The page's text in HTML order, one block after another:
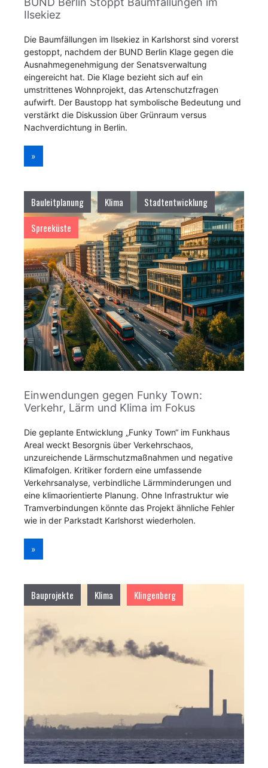
Ilsekiez
Die Baumfällungen im Ilsekiez in Karlshorst sind vorerst
gestoppt, nachdem der BUND Berlin Klage gegen die
Ausnahmegenehmigung der Senatsverwaltung
eingereicht hat. Die Klage bezieht sich auf ein
umstrittenes Wohnprojekt, das Artenschutzfragen
aufwirft. Der Baustopp hat symbolische Bedeutung und
verstärkt die Diskussion über Grünraum versus
Nachverdichtung in Berlin.
»
Bauleitplanung Klima
Stadtentwicklung
Spreeküste
Einwendungen gegen Funky Town:
Verkehr, Lärm und Klima im Fokus
Die geplante Entwicklung „Funky Town“ im Funkhaus
Areal weckt Besorgnis über Verkehrschaos,
unzureichende Lärmschutzmaßnahmen und negative
Klimafolgen. Kritiker fordern eine umfassende
Verkehrsanalyse, verbindliche Lärmminderungen und
eine klimaorientierte Planung. Ohne Infrastruktur wie
Tramverbindungen könnte das Projekt ähnliche Fehler
wie in der Parkstadt Karlshorst wiederholen.
»
Bauprojekte Klima Klingenberg